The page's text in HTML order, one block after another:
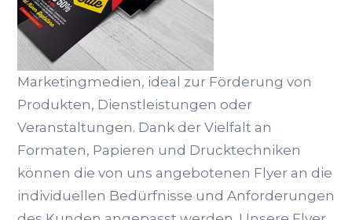
Marketingmedien, ideal zur Förderung von
Produkten, Dienstleistungen oder
Veranstaltungen. Dank der Vielfalt an
Formaten, Papieren und Drucktechniken
können die von uns angebotenen Flyer an die
individuellen Bedürfnisse und Anforderungen